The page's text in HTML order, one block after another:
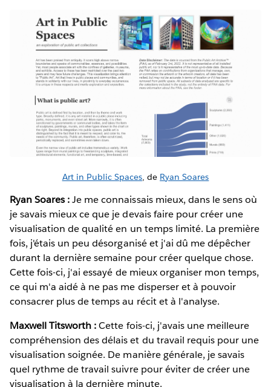
Art in Public Spaces, de Ryan Soares
Ryan Soares :Je me connaissais mieux, dans le sens où
je savais mieux ce que je devais faire pour créer une
visualisation de qualité en un temps limité. La première
fois, j'étais un peu désorganisé et j'ai dû me dépêcher
durant la dernière semaine pour créer quelque chose.
Cette fois-ci, j'ai essayé de mieux organiser mon temps,
ce qui m'a aidé à ne pas me disperser et à pouvoir
consacrer plus de temps au récit et à l'analyse.
Maxwell Titsworth :Cette fois-ci, j'avais une meilleure
compréhension des délais et du travail requis pour une
visualisation soignée. De manière générale, je savais
quel rythme de travail suivre pour éviter de créer une
visualisation à la dernière minute.